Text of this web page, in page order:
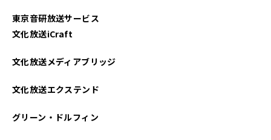
東京音研放送サービス
文化放送iCraft
文化放送メディアブリッジ
文化放送エクステンド
グリーン・ドルフィン